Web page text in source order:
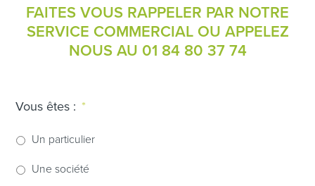
FAITES VOUS RAPPELER PAR NOTRE
SERVICE COMMERCIAL OU APPELEZ
NOUS AU 01 84 80 37 74
Vous êtes : *
Un particulier
Une société